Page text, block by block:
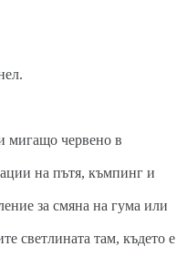
мигащо червено в
на пътя, къмпинг и
за смяна на гума или
светлината там, където е